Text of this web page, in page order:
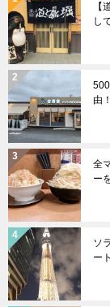
【
し
由
全
ー
ソ
ー